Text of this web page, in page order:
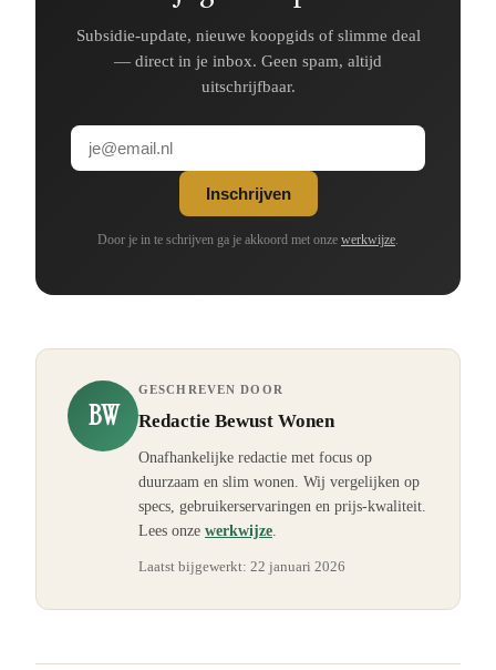
Subsidie-update, nieuwe koopgids of slimme deal
— direct in je inbox. Geen spam, altijd
uitschrijfbaar.
Inschrijven
Door je in te schrijven ga je akkoord met onze werkwijze.
BW
GESCHREVEN DOOR
Redactie Bewust Wonen
Onafhankelijke redactie met focus op
duurzaam en slim wonen. Wij vergelijken op
specs, gebruikerservaringen en prijs-kwaliteit.
Lees onze werkwijze
Laatst bijgewerkt: 22 januari 2026